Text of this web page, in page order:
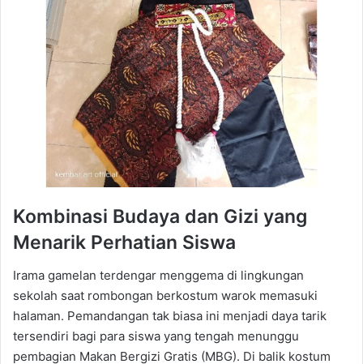
Kombinasi Budaya dan Gizi yang
Menarik Perhatian Siswa
Irama gamelan terdengar menggema di lingkungan
sekolah saat rombongan berkostum warok memasuki
halaman. Pemandangan tak biasa ini menjadi daya tarik
tersendiri bagi para siswa yang tengah menunggu
pembagian Makan Bergizi Gratis (MBG). Di balik kostum